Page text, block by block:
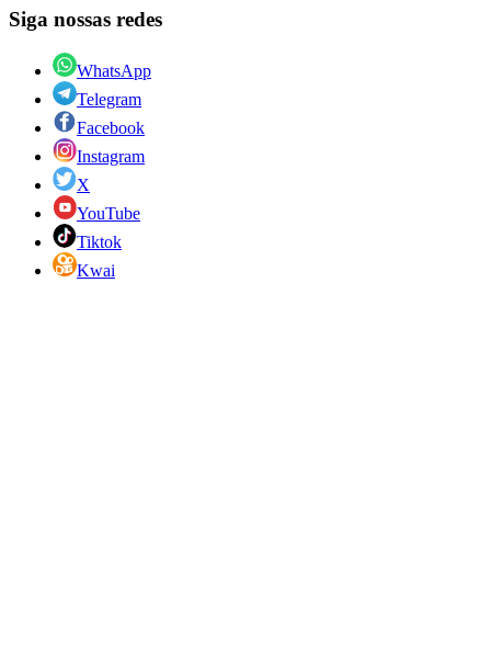
Siga nossas redes
WhatsApp
Telegram
Facebook
Instagram
X
YouTube
Tiktok
Kwai